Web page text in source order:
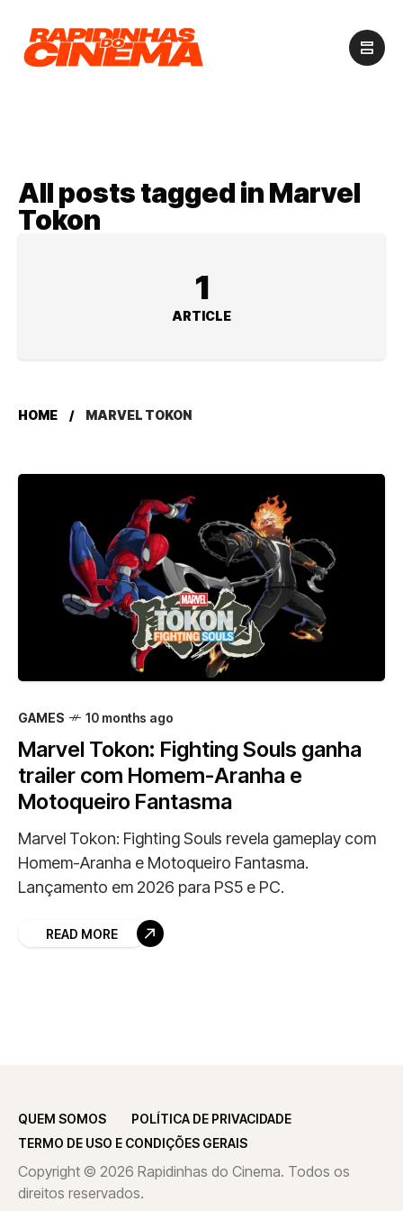
All posts tagged in Marvel
Tokon
1
ARTICLE
HOME MARVEL TOKON
GAMES 10 months ago
Marvel Tokon: Fighting Souls ganha
trailer com Homem-Aranha e
Motoqueiro Fantasma
Marvel Tokon: Fighting Souls revela gameplay com
Homem-Aranha e Motoqueiro Fantasma.
Lançamento em 2026 para PS5 e PC.
READ MORE
QUEM SOMOS
POLÍTICA DE PRIVACIDADE
TERMO DE USO E CONDIÇÕES GERAIS
Copyright © 2026 Rapidinhas do Cinema. Todos os
direitos reservados.